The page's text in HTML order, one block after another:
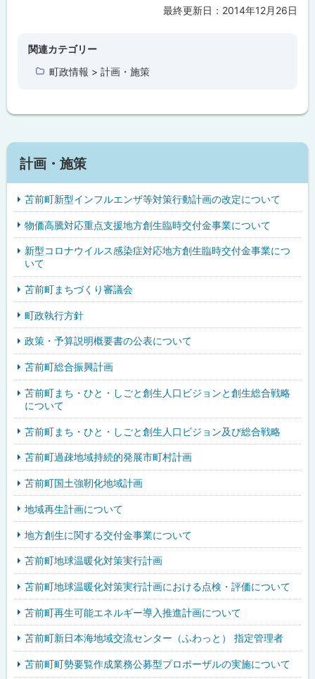
最終更新日： 2014年12月26日
関連カテゴリー
町政情報 > 計画・施策
計画・施策
苫前町新型インフルエンザ等対策行動計画の改定について
物価高騰対応重点支援地方創生臨時交付金事業について
新型コロナウイルス感染症対応地方創生臨時交付金事業につ
いて
苫前町まちづくり審議会
町政執行方針
政策・予算説明概要書の公表について
苫前町総合振興計画
苫前町まち・ひと・しごと創生人口ビジョンと創生総合戦略
について
苫前町まち・ひと・しごと創生人口ビジョン及び総合戦略
苫前町過疎地域持続的発展市町村計画
苫前町国土強靭化地域計画
地域再生計画について
地方創生に関する交付金事業について
苫前町地球温暖化対策実行計画
苫前町地球温暖化対策実行計画における点検・評価について
苫前町再生可能エネルギー導入推進計画について
苫前町新日本海地域交流センター（ふわっと） 指定管理者
苫前町町勢要覧作成業務公募型プロポーザルの実施について